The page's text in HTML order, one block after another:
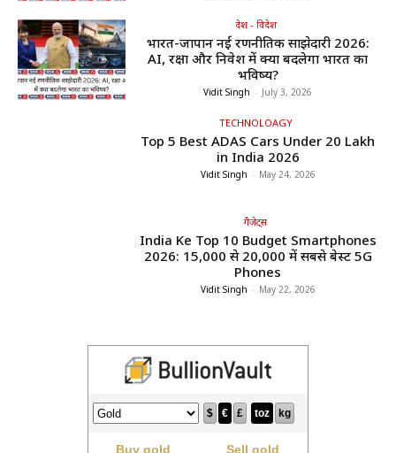
देश - विदेश
भारत-जापान नई रणनीतिक साझेदारी 2026:
AI, रक्षा और निवेश में क्या बदलेगा भारत का
भविष्य?
Vidit Singh - July 3, 2026
TECHNOLOAGY
Top 5 Best ADAS Cars Under ₹20 Lakh
in India 2026
Vidit Singh - May 24, 2026
गैजेट्स
India Ke Top 10 Budget Smartphones
2026: ₹15,000 से ₹20,000 में सबसे बेस्ट 5G
Phones
Vidit Singh - May 22, 2026